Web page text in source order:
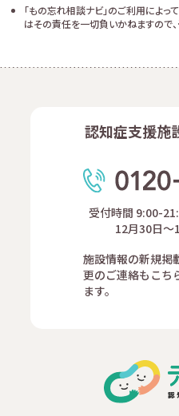
「もの忘れ相談ナビ」のご利用によっ
はその責任を一切負いかねますので、
認知症支援施
受付時間 9:00-
12月30日～
施設情報の新規掲
更のご連絡もこち
ます。